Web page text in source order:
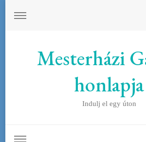
Mesterházi
honlapja
Indulj el egy úton